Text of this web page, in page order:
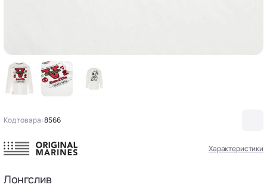
Код товара:8566
Характеристики
Лонгслив